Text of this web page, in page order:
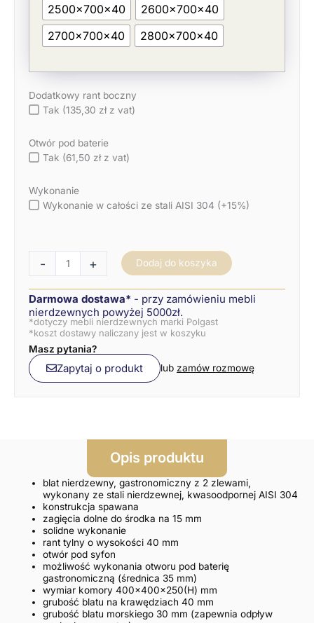
2500x700x40
2600x700x40
2700x700x40
2800x700x40
Dodatkowy rant boczny
Tak (135,30 zł z vat)
Otwór pod baterie
Tak (61,50 zł z vat)
Wykonanie
Wykonanie w całości ze stali AISI 304 (+15%)
- + Dodaj do koszyka
Darmowa dostawa* - przy zamówieniu mebli
nierdzewnych powyżej 5000zł.
*dotyczy mebli nierdzewnych marki Polgast
*koszt dostawy naliczany jest w koszyku
Masz pytania?
Zapytaj o produkt lub zamów rozmowę
Opis produktu
blat nierdzewny, gastronomiczny z 2 zlewami,
wykonany ze stali nierdzewnej, kwasoodpornej AISI 304
konstrukcja spawana
zagięcia dolne do środka na 15 mm
solidne wykonanie
rant tylny o wysokości 40 mm
otwór pod syfon
możliwość wykonania otworu pod baterię
gastronomiczną (średnica 35 mm)
wymiar komory 400x400x250(H) mm
grubość blatu na krawędziach 40 mm
grubość blatu morskiego 30 mm (zapewnia odpływ